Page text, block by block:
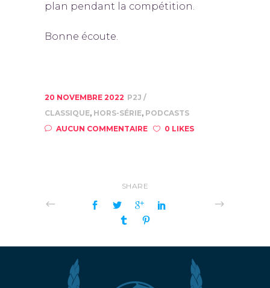
plan pendant la compétition.
Bonne écoute.
20 NOVEMBRE 2022 P2J
CLASSIQUE, HORS-SÉRIE, PODCASTS
AUCUN COMMENTAIRE
0 LIKES
SHARE